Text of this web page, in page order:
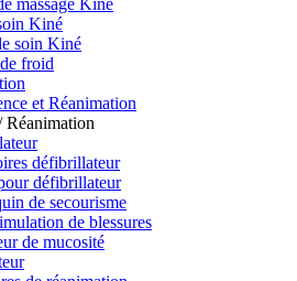
massage Kiné
Kiné
soin Kiné
froid
et Réanimation
défibrillateur
défibrillateur
de secourisme
de blessures
de mucosité